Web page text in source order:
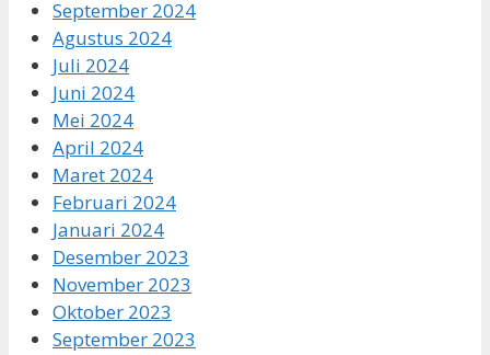
September 2024
Agustus 2024
Juli 2024
Juni 2024
Mei 2024
April 2024
Maret 2024
Februari 2024
Januari 2024
Desember 2023
November 2023
Oktober 2023
September 2023